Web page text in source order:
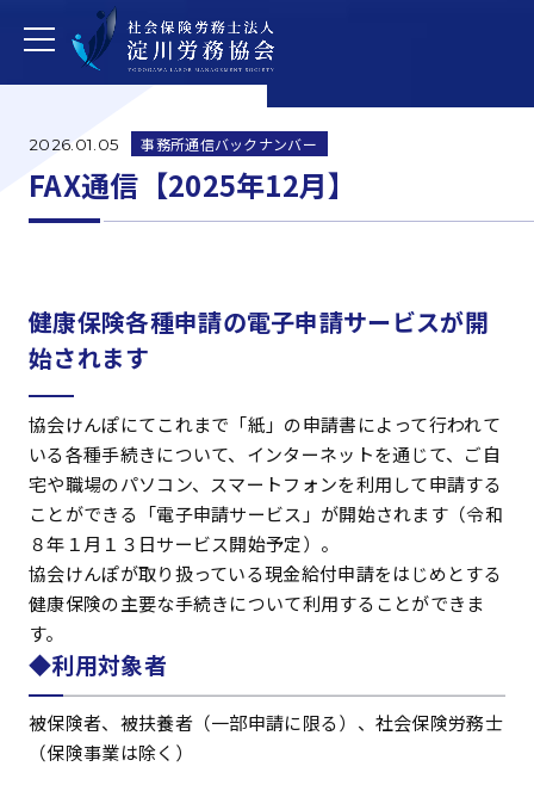
2026.01.05 事務所通信バックナンバー
FAX通信【2025年12月】
健康保険各種申請の電子申請サービスが開
始されます
協会けんぽにてこれまで「紙」の申請書によって行われて
いる各種手続きについて、インターネットを通じて、ご自
宅や職場のパソコン、スマートフォンを利用して申請する
ことができる「電子申請サービス」が開始されます（令和
８年１月１３日サービス開始予定）。
協会けんぽが取り扱っている現金給付申請をはじめとする
健康保険の主要な手続きについて利用することができま
す。
◆利用対象者
被保険者、被扶養者（一部申請に限る）、社会保険労務士
（保険事業は除く）